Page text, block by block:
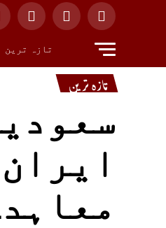
تازہ ترین
تازہ ترین